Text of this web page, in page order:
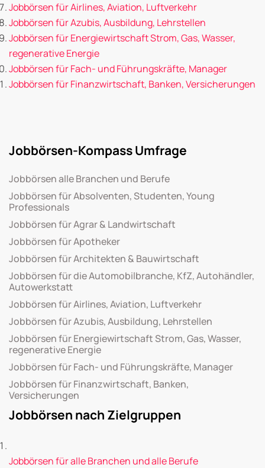
Jobbörsen für Airlines, Aviation, Luftverkehr
Jobbörsen für Azubis, Ausbildung, Lehrstellen
Jobbörsen für Energiewirtschaft Strom, Gas, Wasser,
regenerative Energie
Jobbörsen für Fach- und Führungskräfte, Manager
Jobbörsen für Finanzwirtschaft, Banken, Versicherungen
Jobbörsen-Kompass Umfrage
Jobbörsen alle Branchen und Berufe
Jobbörsen für Absolventen, Studenten, Young
Professionals
Jobbörsen für Agrar & Landwirtschaft
Jobbörsen für Apotheker
Jobbörsen für Architekten & Bauwirtschaft
Jobbörsen für die Automobilbranche, KfZ, Autohändler,
Autowerkstatt
Jobbörsen für Airlines, Aviation, Luftverkehr
Jobbörsen für Azubis, Ausbildung, Lehrstellen
Jobbörsen für Energiewirtschaft Strom, Gas, Wasser,
regenerative Energie
Jobbörsen für Fach- und Führungskräfte, Manager
Jobbörsen für Finanzwirtschaft, Banken,
Versicherungen
Jobbörsen nach Zielgruppen
Jobbörsen für alle Branchen und alle Berufe